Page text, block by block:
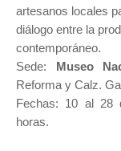
artesanos locales
diálogo entre la
contemporáneo.
Sede: Museo
Reforma y Calz.
Fechas: 10 al 28
horas.